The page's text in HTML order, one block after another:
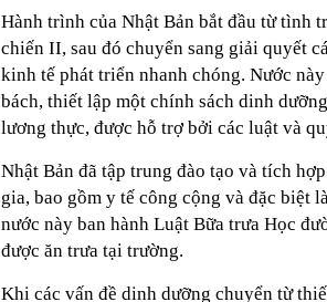
Hành trình của Nhật Bản bắt đầu từ tình
chiến II, sau đó chuyển sang giải quyết
kinh tế phát triển nhanh chóng. Nước
bách, thiết lập một chính sách dinh
lương thực, được hỗ trợ bởi các luật và
Nhật Bản đã tập trung đào tạo và tích
gia, bao gồm y tế công cộng và đặc biệt
nước này ban hành Luật Bữa trưa Học
được ăn trưa tại trường.
Khi các vấn đề dinh dưỡng chuyển từ